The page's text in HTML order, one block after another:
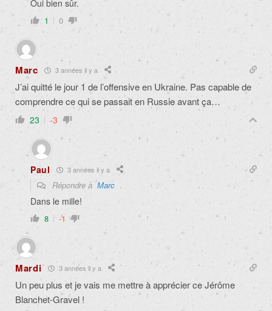
Oui bien sûr.
1 0
Marc 3 années il y a
J’ai quitté le jour 1 de l’offensive en Ukraine. Pas capable de
comprendre ce qui se passait en Russie avant ça…
23 -3
Paul 3 années il y a
Répondre àMarc
Dans le mille!
8 -1
Mardi 3 années il y a
Un peu plus et je vais me mettre à apprécier ce Jérôme
Blanchet-Gravel !